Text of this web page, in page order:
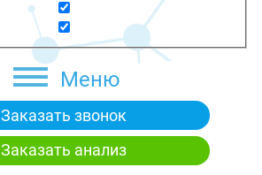
Меню
Заказать звонок
Заказать анализ